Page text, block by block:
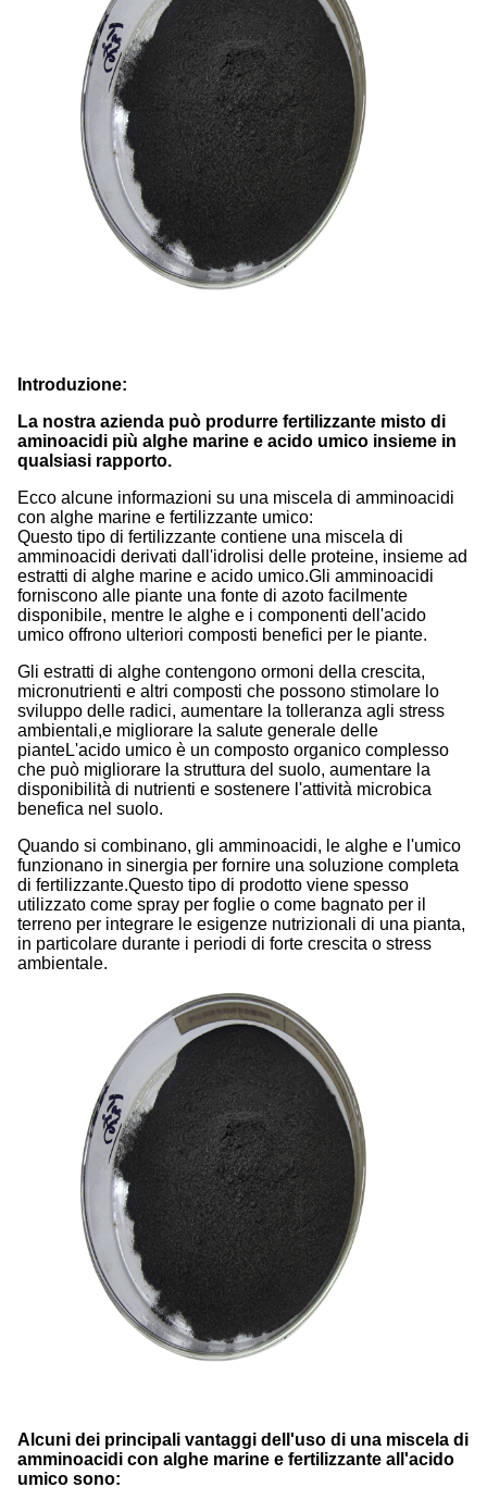
Introduzione:
La nostra azienda può produrre fertilizzante misto di
aminoacidi più alghe marine e acido umico insieme in
qualsiasi rapporto.
Ecco alcune informazioni su una miscela di amminoacidi
con alghe marine e fertilizzante umico:
Questo tipo di fertilizzante contiene una miscela di
amminoacidi derivati dall'idrolisi delle proteine, insieme ad
estratti di alghe marine e acido umico.Gli amminoacidi
forniscono alle piante una fonte di azoto facilmente
disponibile, mentre le alghe e i componenti dell'acido
umico offrono ulteriori composti benefici per le piante.
Gli estratti di alghe contengono ormoni della crescita,
micronutrienti e altri composti che possono stimolare lo
sviluppo delle radici, aumentare la tolleranza agli stress
ambientali,e migliorare la salute generale delle
pianteL'acido umico è un composto organico complesso
che può migliorare la struttura del suolo, aumentare la
disponibilità di nutrienti e sostenere l'attività microbica
benefica nel suolo.
Quando si combinano, gli amminoacidi, le alghe e l'umico
funzionano in sinergia per fornire una soluzione completa
di fertilizzante.Questo tipo di prodotto viene spesso
utilizzato come spray per foglie o come bagnato per il
terreno per integrare le esigenze nutrizionali di una pianta,
in particolare durante i periodi di forte crescita o stress
ambientale.
Alcuni dei principali vantaggi dell'uso di una miscela di
amminoacidi con alghe marine e fertilizzante all'acido
umico sono: